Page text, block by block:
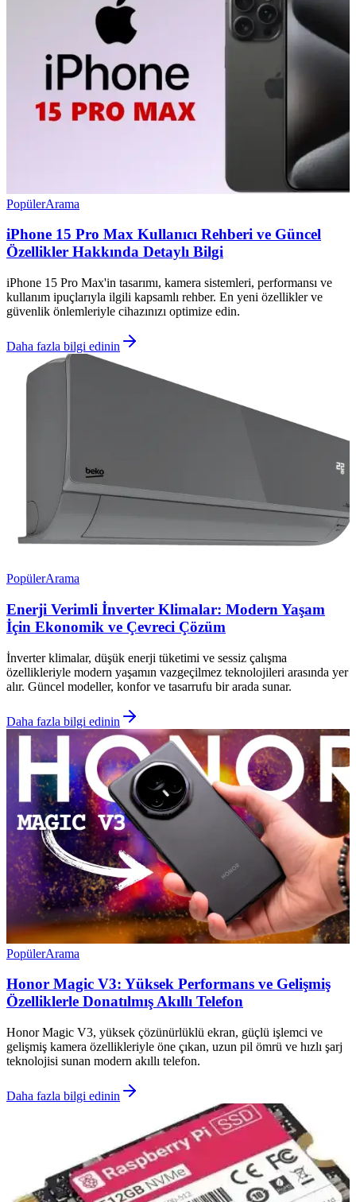
PopülerArama
iPhone 15 Pro Max Kullanıcı Rehberi ve Güncel
Özellikler Hakkında Detaylı Bilgi
iPhone 15 Pro Max'in tasarımı, kamera sistemleri, performansı ve
kullanım ipuçlarıyla ilgili kapsamlı rehber. En yeni özellikler ve
güvenlik önlemleriyle cihazınızı optimize edin.
Daha fazla bilgi edinin
PopülerArama
Enerji Verimli İnverter Klimalar: Modern Yaşam
İçin Ekonomik ve Çevreci Çözüm
İnverter klimalar, düşük enerji tüketimi ve sessiz çalışma
özellikleriyle modern yaşamın vazgeçilmez teknolojileri arasında yer
alır. Güncel modeller, konfor ve tasarrufu bir arada sunar.
Daha fazla bilgi edinin
PopülerArama
Honor Magic V3: Yüksek Performans ve Gelişmiş
Özelliklerle Donatılmış Akıllı Telefon
Honor Magic V3, yüksek çözünürlüklü ekran, güçlü işlemci ve
gelişmiş kamera özellikleriyle öne çıkan, uzun pil ömrü ve hızlı şarj
teknolojisi sunan modern akıllı telefon.
Daha fazla bilgi edinin